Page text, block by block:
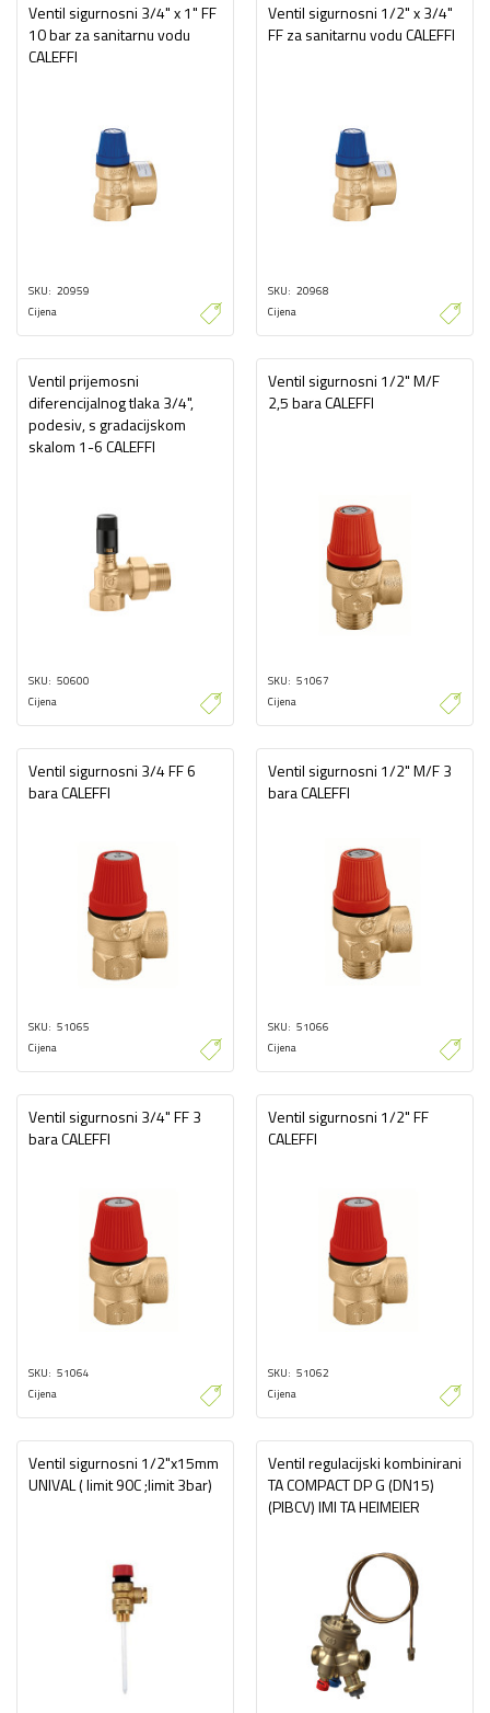
Ventil sigurnosni 3/4" x 1" FF
10 bar za sanitarnu vodu
CALEFFI
SKU 20959
Cijena
Ventil sigurnosni 1/2" x 3/4"
FF za sanitarnu vodu CALEFFI
SKU 20968
Cijena
Ventil prijemosni
diferencijalnog tlaka 3/4",
podesiv, s gradacijskom
skalom 1-6 CALEFFI
SKU 50600
Cijena
Ventil sigurnosni 1/2" M/F
2,5 bara CALEFFI
SKU 51067
Cijena
Ventil sigurnosni 3/4 FF 6
bara CALEFFI
SKU 51065
Cijena
Ventil sigurnosni 1/2" M/F 3
bara CALEFFI
SKU 51066
Cijena
Ventil sigurnosni 3/4" FF 3
bara CALEFFI
SKU 51064
Cijena
Ventil sigurnosni 1/2" FF
CALEFFI
SKU 51062
Cijena
Ventil sigurnosni 1/2"x15mm
UNIVAL ( limit 90C ;limit 3bar)
Ventil regulacijski kombinirani
TA COMPACT DP G (DN15)
(PIBCV) IMI TA HEIMEIER